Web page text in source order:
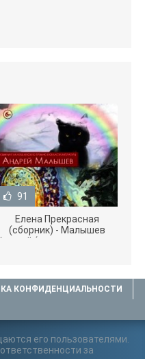
91
Елена Прекрасная
(сборник) - Малышев
Андрей (книги полностью
КОНФИДЕНЦИАЛЬНОСТИ
его пользователями.
за